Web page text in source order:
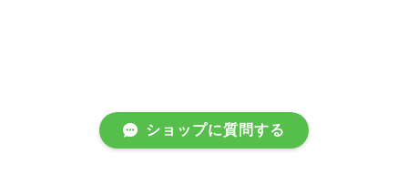
ショップに質問する